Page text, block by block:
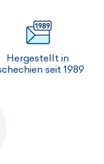
Hergestellt in
seit 1989